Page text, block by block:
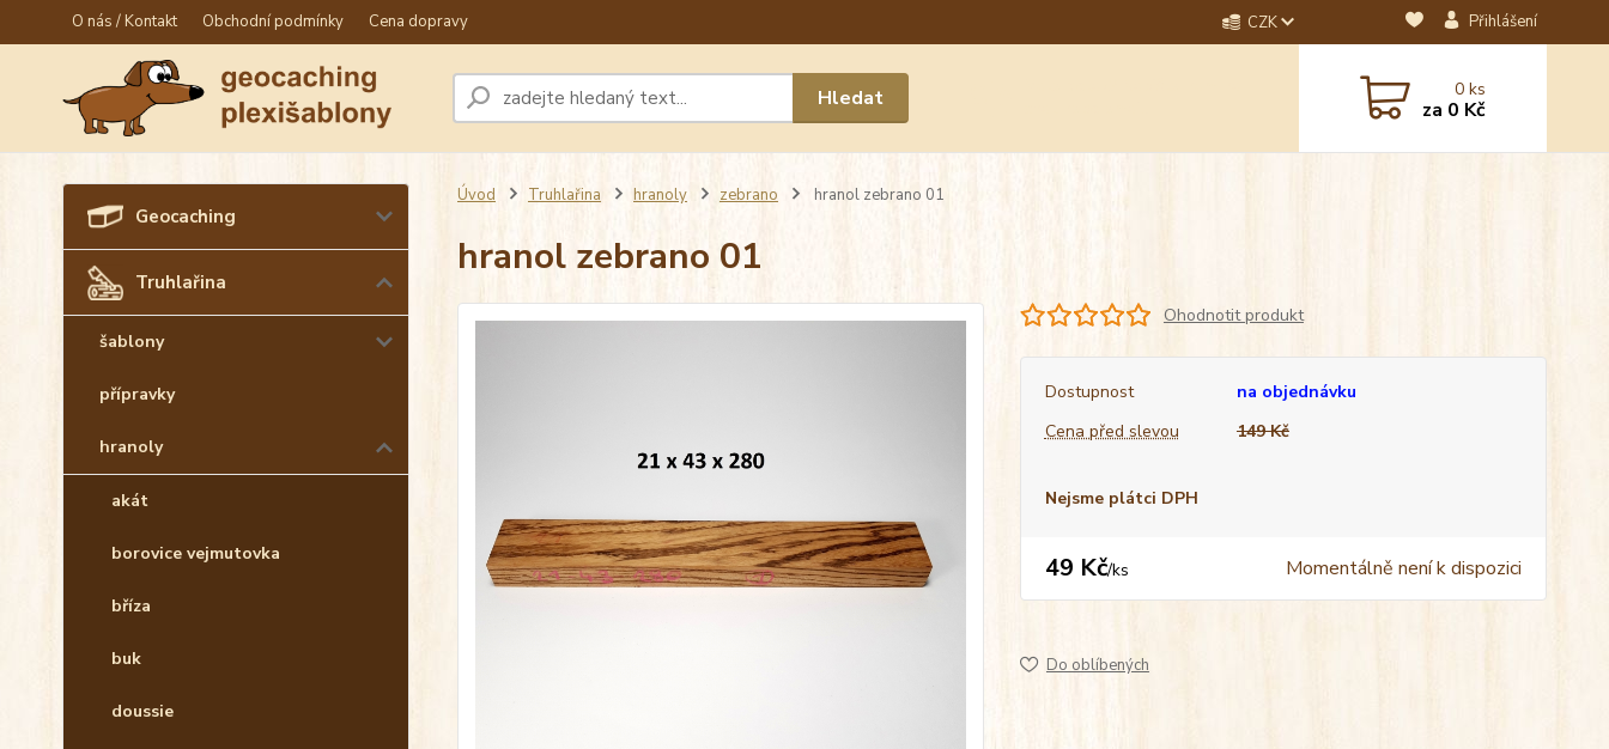
O nás / Kontakt Obchodní podmínky Cena dopravy CZK Přihlášení
Hledat 0ks
za 0 Kč
Geocaching
Truhlařina
šablony
přípravky
hranoly
akát
borovice vejmutovka
bříza
buk
doussie
Úvod Truhlařina hranoly zebrano hranol zebrano 01
hranol zebrano 01
Ohodnotit produkt
Dostupnost
na objednávku
Cena před slevou
149 Kč
Nejsme plátci DPH
49 Kč/ks Momentálně není k dispozici
Do oblíbených